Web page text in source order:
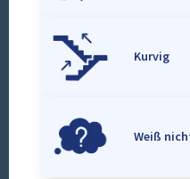
Kurvig
Weiß